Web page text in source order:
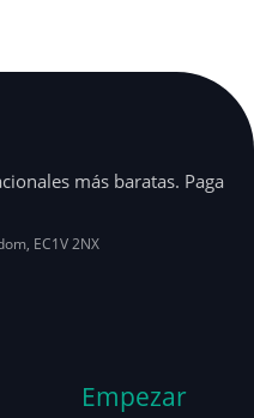
más baratas. Paga
, EC1V 2NX
Empezar